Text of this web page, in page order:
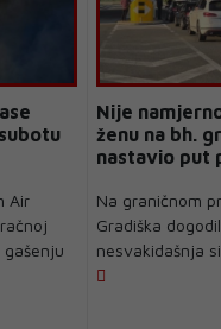
Air
Nije
ženu na bh.
nastavio put
Na graničnom
Gradiška
nesvakidašnja